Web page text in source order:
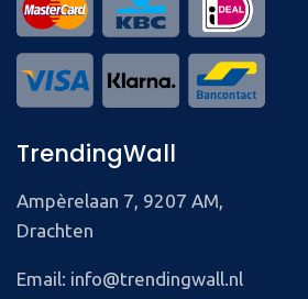
TrendingWall
Ampèrelaan 7, 9207 AM,
Drachten
Email: info@trendingwall.nl